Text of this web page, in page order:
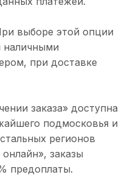
выборе этой опции
наличными
при доставке
заказа» доступна
подмосковья и
регионов
заказы
предоплаты.